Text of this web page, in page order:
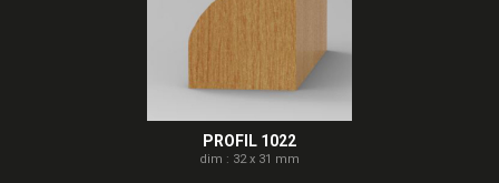
PROFIL 1022
dim : 32 x 31 mm